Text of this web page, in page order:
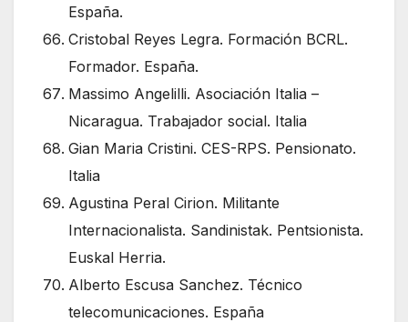
España.
Cristobal Reyes Legra. Formación BCRL.
Formador. España.
Massimo Angelilli. Asociación Italia –
Nicaragua. Trabajador social. Italia
Gian Maria Cristini. CES-RPS. Pensionato.
Italia
Agustina Peral Cirion. Militante
Internacionalista. Sandinistak. Pentsionista.
Euskal Herria.
Alberto Escusa Sanchez. Técnico
telecomunicaciones. España